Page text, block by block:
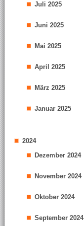
Juli 2025
Juni 2025
Mai 2025
April 2025
März 2025
Januar 2025
2024
Dezember 2024
November 2024
Oktober 2024
September 2024